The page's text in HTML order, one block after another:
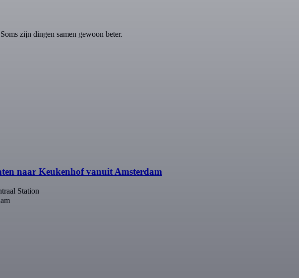
zijn dingen samen gewoon beter.
naar Keukenhof vanuit Amsterdam
Station